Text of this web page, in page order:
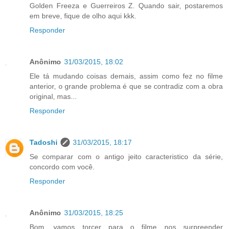
Golden Freeza e Guerreiros Z. Quando sair, postaremos
em breve, fique de olho aqui kkk.
Responder
Anônimo 31/03/2015, 18:02
Ele tá mudando coisas demais, assim como fez no filme
anterior, o grande problema é que se contradiz com a obra
original, mas...
Responder
Tadoshi
31/03/2015, 18:17
Se comparar com o antigo jeito caracteristico da série,
concordo com você.
Responder
Anônimo 31/03/2015, 18:25
Bom, vamos torcer para o filme nos surpreender